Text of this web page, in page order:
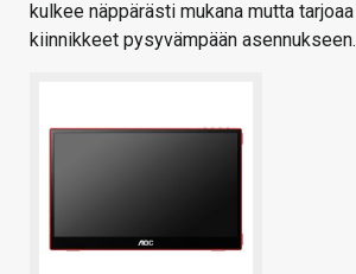
kulkee näppärästi mukana mutta
kiinnikkeet pysyvämpään asennukseen.